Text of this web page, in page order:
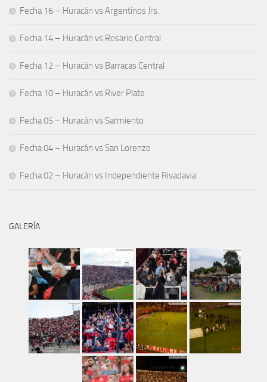
Fecha 16 – Huracán vs Argentinos Jrs.
Fecha 14 – Huracán vs Rosario Central
Fecha 12 – Huracán vs Barracas Central
Fecha 10 – Huracán vs River Plate
Fecha 05 – Huracán vs Sarmiento
Fecha 04 – Huracán vs San Lorenzo
Fecha 02 – Huracán vs Independiente Rivadavia
GALERÍA